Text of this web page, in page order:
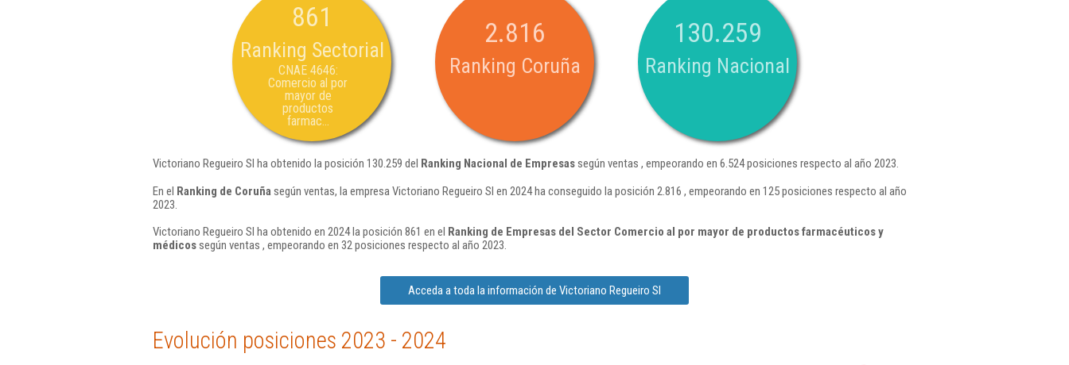
861
Ranking Sectorial
CNAE 4646:
Comercio al por
mayor de
productos
farmac...
2.816
Ranking Coruña
130.259
Ranking Nacional
Victoriano Regueiro Sl ha obtenido la posición 130.259 del Ranking Nacional de Empresassegún ventas , empeorando en 6.524 posiciones respecto al año 2023.
En el Ranking de Coruña según ventas, la empresa Victoriano Regueiro Sl en 2024 ha conseguido la posición 2.816 , empeorando en 125 posiciones respecto al año
2023.
Victoriano Regueiro Sl ha obtenido en 2024 la posición 861 en el Ranking de Empresas del Sector Comercio al por mayor de productos farmacéuticos y
médicossegún ventas , empeorando en 32 posiciones respecto al año 2023.
Acceda a toda la información de Victoriano Regueiro Sl
Evolución posiciones 2023 - 2024